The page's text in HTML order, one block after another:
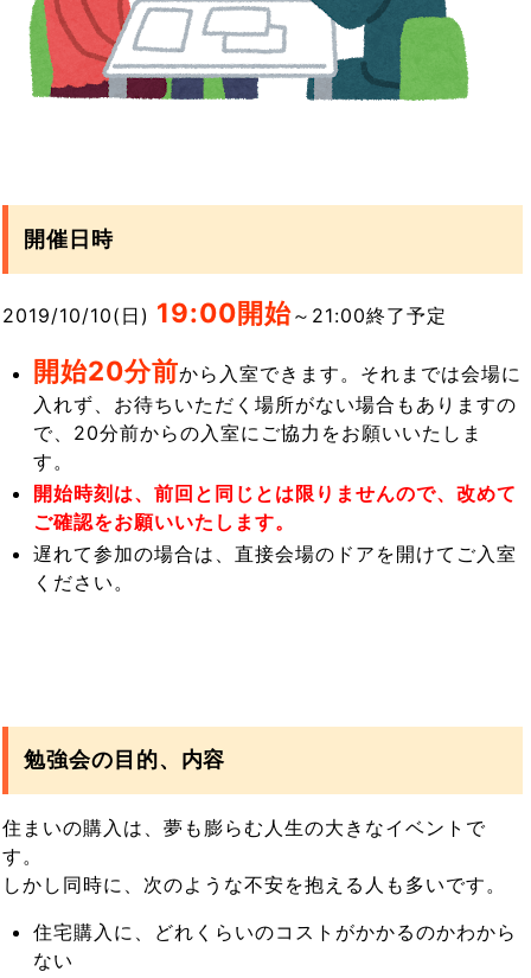
開催日時
2019/10/10(日) 19:00開始～21:00終了予定
開始20分前から入室できます。それまでは会場に
入れず、お待ちいただく場所がない場合もありますの
で、20分前からの入室にご協力をお願いいたしま
す。
開始時刻は、前回と同じとは限りませんので、改めて
ご確認をお願いいたします。
遅れて参加の場合は、直接会場のドアを開けてご入室
ください。
勉強会の目的、内容
住まいの購入は、夢も膨らむ人生の大きなイベントで
す。
しかし同時に、次のような不安を抱える人も多いです。
住宅購入に、どれくらいのコストがかかるのかわから
ない